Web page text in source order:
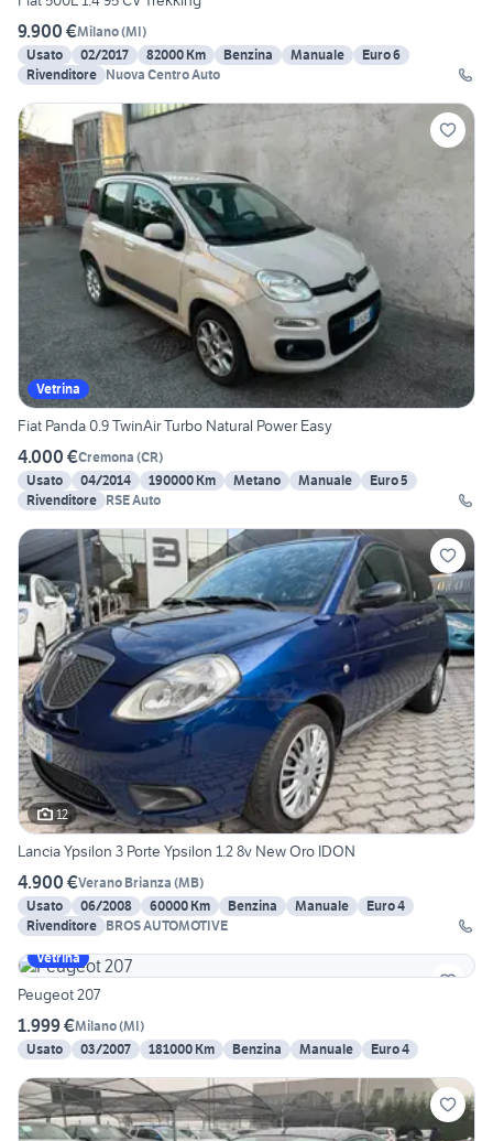
9.900 €Milano(MI)
Usato
02/2017 82000 Km Benzina Manuale
Euro 6
Rivenditore Nuova Centro Auto
Vetrina
Fiat Panda 0.9 TwinAir Turbo Natural Power Easy
4.000 €Cremona (CR)
Usato
04/2014 190000 Km Metano Manuale
Euro 5
Rivenditore RSE Auto
12
Lancia Ypsilon 3 Porte Ypsilon 1.2 8v New Oro IDON
4.900 €Verano Brianza (MB)
Usato
06/2008 60000 Km Benzina Manuale
Euro 4
Rivenditore BROS AUTOMOTIVE
Vetrina
Peugeot 207
1.999 €Milano(MI)
Usato
03/2007 181000 Km Benzina Manuale Euro 4